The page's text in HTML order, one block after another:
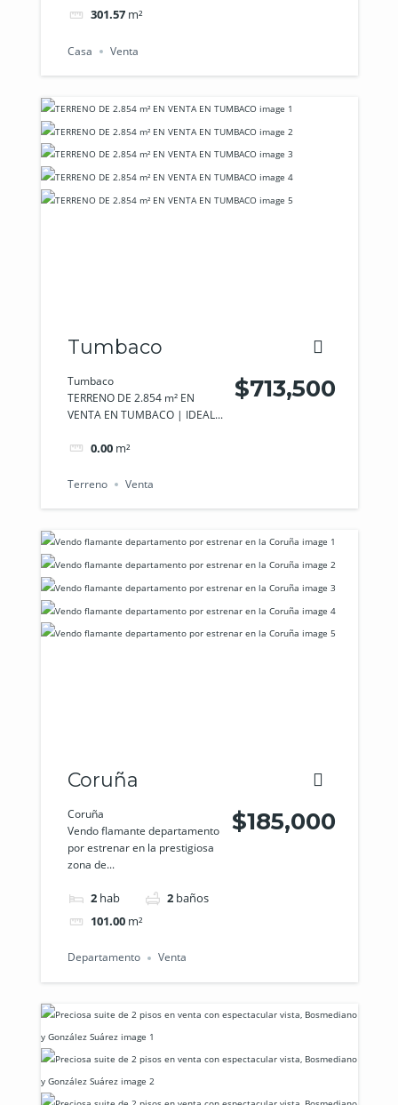
301.57 m²
Casa Venta
Tumbaco
Tumbaco
TERRENO DE 2.854 m² EN
VENTA EN TUMBACO | IDEAL...
0.00 m²
$713,500
Terreno Venta
Coruña
Coruña
Vendo flamante departamento
por estrenar en la prestigiosa
zona de...
2 hab 2 baños
101.00 m²
$185,000
Departamento Venta